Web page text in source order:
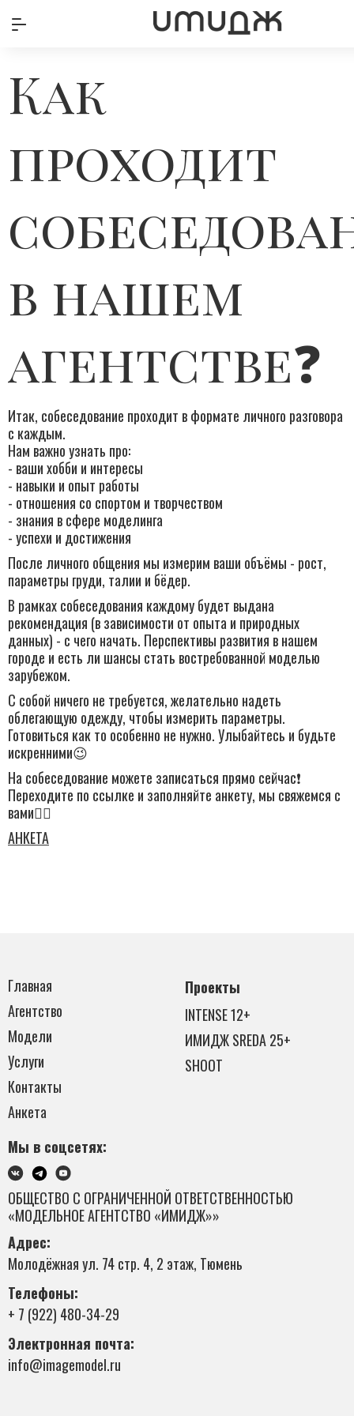
Как
проходит
в нашем
агентстве❓
Итак, собеседование проходит в формате личного разговора
с каждым.
Нам важно узнать про:
- ваши хобби и интересы
- навыки и опыт работы
- отношения со спортом и творчеством
- знания в сфере моделинга
- успехи и достижения
После личного общения мы измерим ваши объёмы - рост,
параметры груди, талии и бёдер.
В рамках собеседования каждому будет выдана
рекомендация (в зависимости от опыта и природных
данных) - с чего начать. Перспективы развития в нашем
городе и есть ли шансы стать востребованной моделью
зарубежом.
С собой ничего не требуется, желательно надеть
облегающую одежду, чтобы измерить параметры.
Готовиться как то особенно не нужно. Улыбайтесь и будьте
искренними😉
На собеседование можете записаться прямо сейчас❗️
Переходите по ссылке и заполняйте анкету, мы свяжемся с
вами👇🏻
АНКЕТА
Главная
Агентство
Модели
Услуги
Контакты
Анкета
Проекты
INTENSE 12+
ИМИДЖ SREDA 25+
SHOOT
Мы в соцсетях:
ОБЩЕСТВО С ОГРАНИЧЕННОЙ ОТВЕТСТВЕННОСТЬЮ
«МОДЕЛЬНОЕ АГЕНТСТВО «ИМИДЖ»»
Адрес:
Молодёжная ул. 74 стр. 4, 2 этаж, Тюмень
Телефоны:
+ 7 (922) 480-34-29
Электронная почта:
info@imagemodel.ru